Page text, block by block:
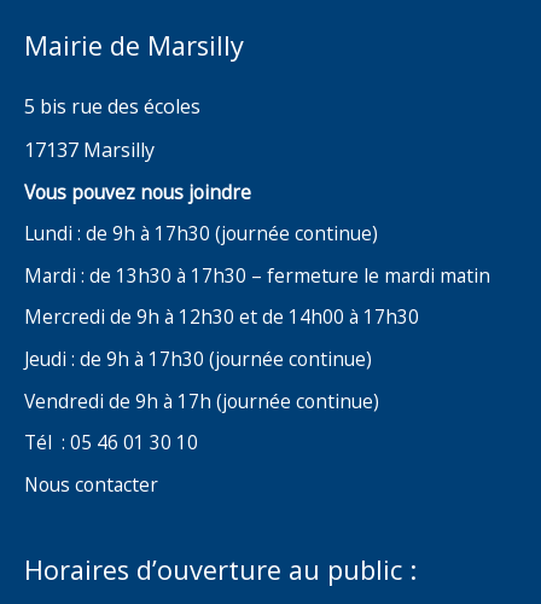
Mairie de Marsilly
5 bis rue des écoles
17137 Marsilly
Vous pouvez nous joindre
Lundi : de 9h à 17h30 (journée continue)
Mardi : de 13h30 à 17h30 – fermeture le mardi matin
Mercredi de 9h à 12h30 et de 14h00 à 17h30
Jeudi : de 9h à 17h30 (journée continue)
Vendredi de 9h à 17h (journée continue)
Tél : 05 46 01 30 10
Nous contacter
Horaires d’ouverture au public :